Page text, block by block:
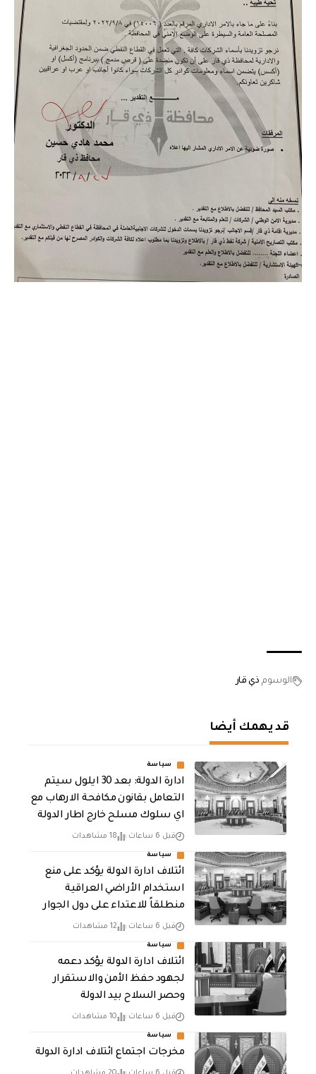
الوسوم ذي قار
قد يهمك أيضا
سياسة
ادارة الدولة: بعد 30 ايلول سيتم
التعامل بقانون مكافحة الارهاب مع
اي سلوك مسلح خارج اطار الدولة
قبل 6 ساعات 18 مشاهدات
سياسة
ائتلاف ادارة الدولة يؤكد على منع
استخدام الأراضي العراقية
منطلقاً للاعتداء على دول الجوار
قبل 6 ساعات 12 مشاهدات
سياسة
ائتلاف ادارة الدولة يؤكد دعمه
لجهود حفظ الأمن والاستقرار
وحصر السلاح بيد الدولة
قبل 6 ساعات 10 مشاهدات
سياسة
مخرجات اجتماع ائتلاف ادارة الدولة